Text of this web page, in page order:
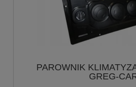
PAROWNIK
GREG-